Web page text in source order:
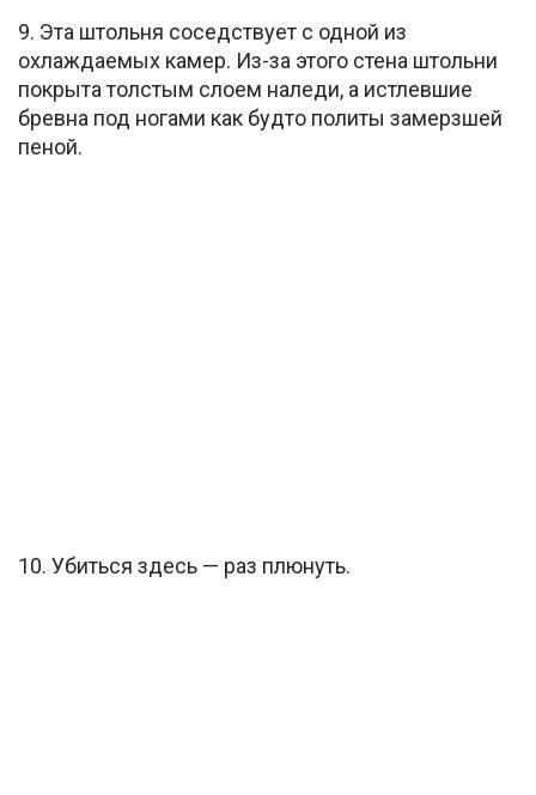
9. Эта штольня соседствует с одной из
охлаждаемых камер. Из-за этого стена штольни
покрыта толстым слоем наледи, а истлевшие
бревна под ногами как будто политы замерзшей
пеной.
10. Убиться здесь — раз плюнуть.